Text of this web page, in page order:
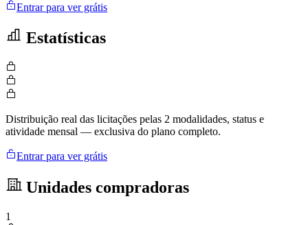
Entrar para ver grátis
Estatísticas
Distribuição real das licitações pelas 2 modalidades, status e
atividade mensal — exclusiva do plano completo.
Entrar para ver grátis
Unidades compradoras
1